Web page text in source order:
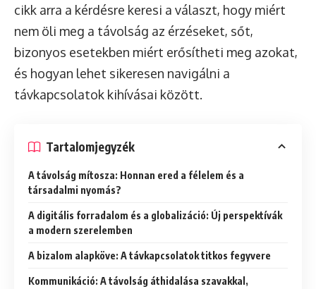
cikk arra a kérdésre keresi a választ, hogy miért
nem öli meg a távolság az érzéseket, sőt,
bizonyos esetekben miért erősítheti meg azokat,
és hogyan lehet sikeresen navigálni a
távkapcsolatok kihívásai között.
Tartalomjegyzék
A távolság mítosza: Honnan ered a félelem és a
társadalmi nyomás?
A digitális forradalom és a globalizáció: Új perspektívák
a modern szerelemben
A bizalom alapköve: A távkapcsolatok titkos fegyvere
Kommunikáció: A távolság áthidalása szavakkal,